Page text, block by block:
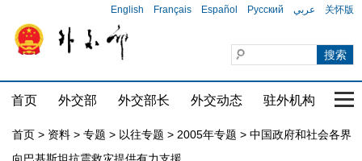
English Français Español Русский عربي 关怀版
首页 外交部 外交部长 外交动态 驻外机构 国
首页 > 资料 > 专题 > 以往专题 > 2005年专题 > 中国政府和社会各界